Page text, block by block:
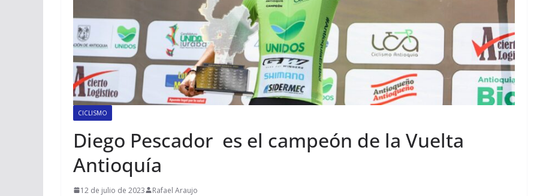
CICLISMO
Diego Pescador es el campeón de la Vuelta
Antioquía
12 de julio de 2023 Rafael Araujo